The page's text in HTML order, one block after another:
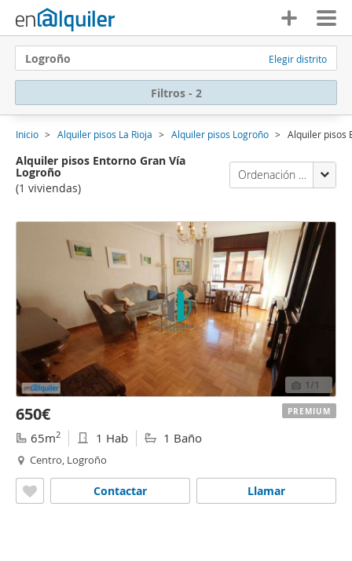
Logroño Elegir distrito
Filtros - 2
Inicio Alquiler pisos La Rioja Alquiler pisos Logroño Alquiler pisos
Alquiler pisos Entorno Gran Vía
Logroño
(1 viviendas)
Ordenación Enalquiler
1/1
650€
65m2 1 Hab 1 Baño
Centro, Logroño
Llamar
Contactar
PREMIUM